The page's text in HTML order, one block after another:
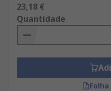
23,18 €
Quantidade